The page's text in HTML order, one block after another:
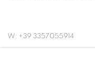
W: +39 3357055914